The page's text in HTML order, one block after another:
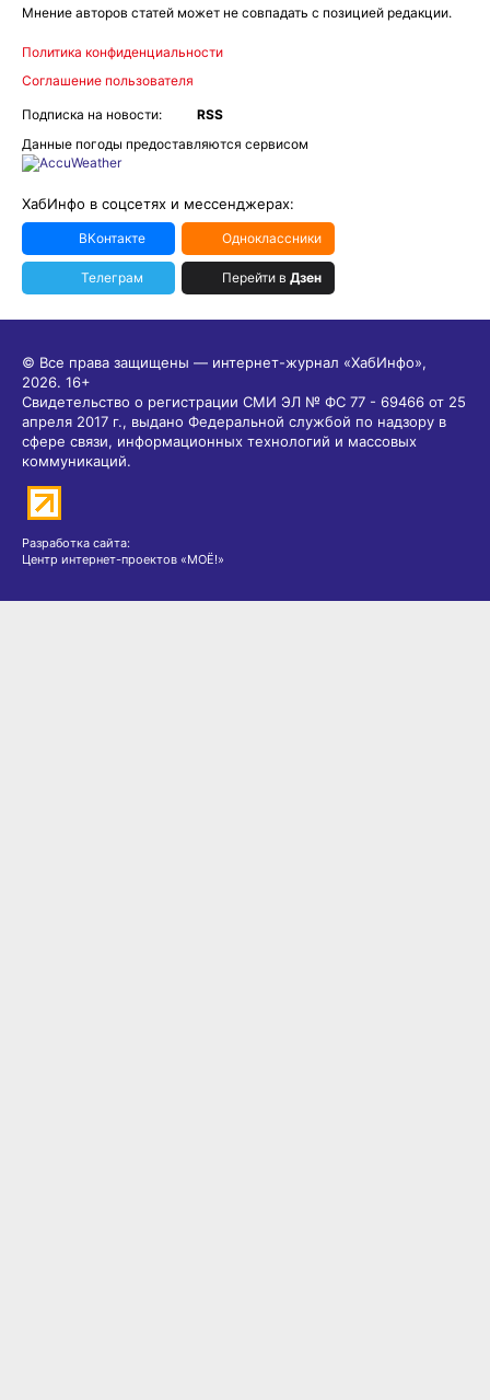
Мнение авторов статей может не совпадать с позицией редакции.
Политика конфиденциальности
Соглашение пользователя
Подписка на новости:
RSS
Данные погоды предоставляются сервисом
ХабИнфо в соцсетях и мессенджерах:
ВКонтакте Одноклассники
Телеграм Перейти в Дзен
© Все права защищены — интернет-журнал «ХабИнфо»,
2026. 16+
Свидетельство о регистрации СМИ ЭЛ № ФС 77 - 69466 от 25
апреля 2017 г., выдано Федеральной службой по надзору в
сфере связи, информационных технологий и массовых
коммуникаций.
Разработка сайта:
Центр интернет-проектов «МОЁ!»